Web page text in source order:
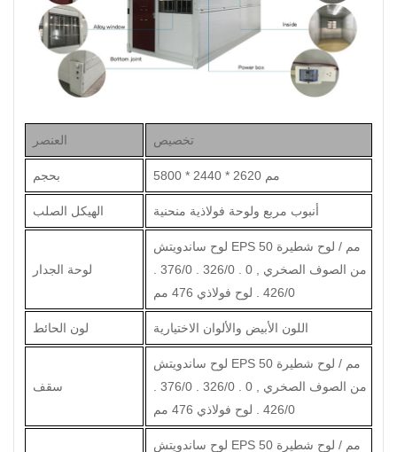
العنصر تخصيص
بحجم 5800 * 2440 * 2620 مم
الهيكل الصلب أنبوب مربع ولوحة فولاذية منحنية
لوحة الجدار
لوح ساندويتش EPS 50 مم / لوح شطيرة
426/0 . لوح فولاذي 476 مم
لون الحائط اللون الأبيض والألوان الاختيارية
سقف
لوح ساندويتش EPS 50 مم / لوح شطيرة
426/0 . لوح فولاذي 476 مم
لوح ساندويتش EPS 50 مم / لوح شطيرة